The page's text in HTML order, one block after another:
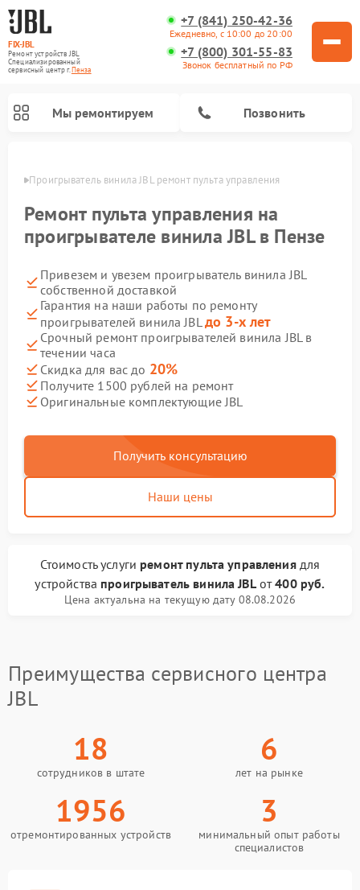
FIX-JBL
Ремонт устройств JBL
Специализированный
cервисный центр г.Пенза
+7 (841) 250-42-36
Ежедневно, с 10:00 до 20:00
+7 (800) 301-55-83
Звонок бесплатный по РФ
Мы ремонтируем Позвонить
Проигрыватель винила JBL ремонт пульта управления
Ремонт пульта управления на
проигрывателе винила JBL в Пензе
Привезем и увезем проигрыватель винила JBL
собственной доставкой
Гарантия на наши работы по ремонту
проигрывателей винила JBLдо 3-х лет
Срочный ремонт проигрывателей винила JBL в
течении часа
Скидка для вас до 20%
Получите 1500 рублей на ремонт
Оригинальные комплектующие JBL
Получить консультацию
Наши цены
Стоимость услуги ремонт пульта управлениядля
устройства проигрыватель винила JBLот400 руб.
Цена актуальна на текущую дату 08.08.2026
Преимущества сервисного центра
JBL
18
сотрудников в штате
6
лет на рынке
1956
отремонтированных устройств
3
минимальный опыт работы
специалистов